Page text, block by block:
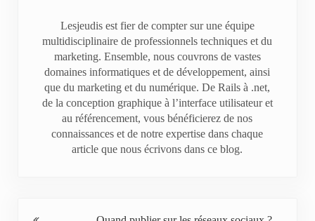
Lesjeudis est fier de compter sur une équipe
multidisciplinaire de professionnels techniques et du
marketing. Ensemble, nous couvrons de vastes
domaines informatiques et de développement, ainsi
que du marketing et du numérique. De Rails à .net,
de la conception graphique à l’interface utilisateur et
au référencement, vous bénéficierez de nos
connaissances et de notre expertise dans chaque
article que nous écrivons dans ce blog.